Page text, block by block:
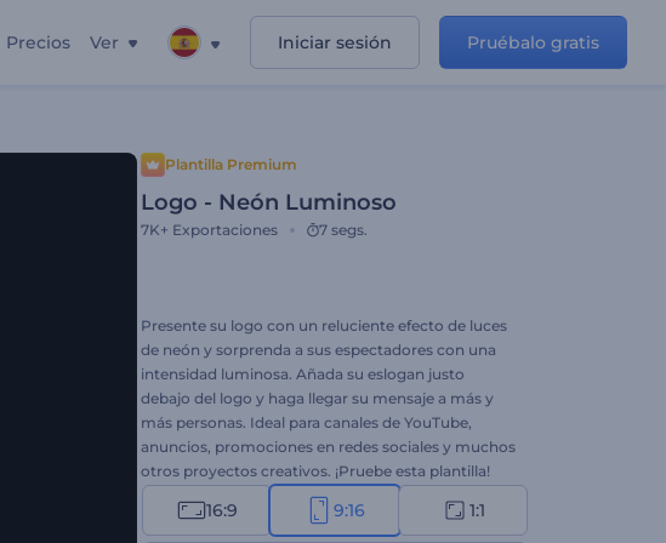
Precios Ver Iniciar sesión Pruébalo gratis
Plantilla Premium
Logo - Neón Luminoso
7K+ Exportaciones 7 segs.
Presente su logo con un reluciente efecto de luces
de neón y sorprenda a sus espectadores con una
intensidad luminosa. Añada su eslogan justo
debajo del logo y haga llegar su mensaje a más y
más personas. Ideal para canales de YouTube,
anuncios, promociones en redes sociales y muchos
otros proyectos creativos. ¡Pruebe esta plantilla!
16:9 9:16 1:1